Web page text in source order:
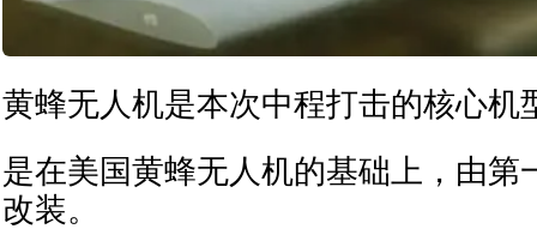
黄蜂无人机是本次中程打击的核心机
是在美国黄蜂无人机的基础上，由第
改装。